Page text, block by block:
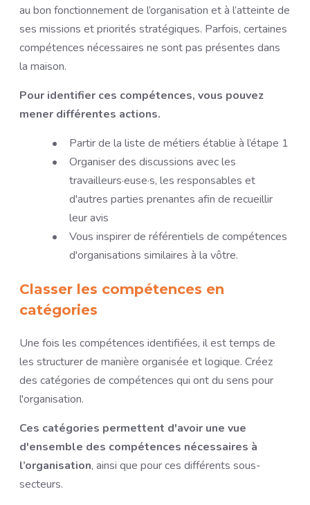
au bon fonctionnement de l’organisation et à l’atteinte de
ses missions et priorités stratégiques. Parfois, certaines
compétences nécessaires ne sont pas présentes dans
la maison.
Pour identifier ces compétences, vous pouvez
mener différentes actions.
Partir de la liste de métiers établie à l’étape 1
Organiser des discussions avec les
travailleurs·euse·s, les responsables et
d'autres parties prenantes afin de recueillir
leur avis
Vous inspirer de référentiels de compétences
d'organisations similaires à la vôtre.
Classer les compétences en
catégories
Une fois les compétences identifiées, il est temps de
les structurer de manière organisée et logique. Créez
des catégories de compétences qui ont du sens pour
l'organisation.
Ces catégories permettent d'avoir une vue
d'ensemble des compétences nécessaires à
l’organisation, ainsi que pour ces différents sous-
secteurs.